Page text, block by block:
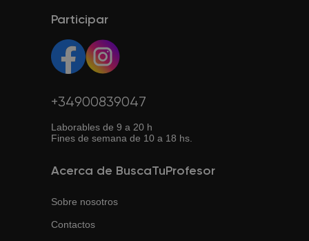
Participar
+34900839047
Laborables de 9 a 20 h
Fines de semana de 10 a 18 hs.
Acerca de BuscaTuProfesor
Sobre nosotros
Contactos